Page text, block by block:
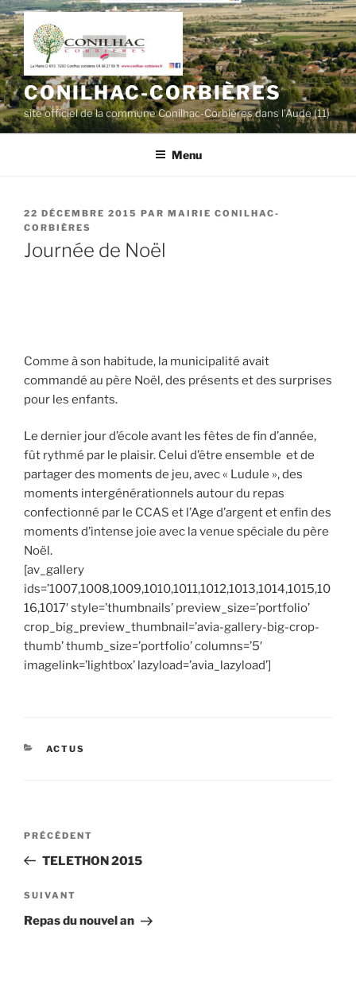
Aller
au
contenu
principal
CONILHAC-CORBIÈRES
site officiel de la commune Conilhac-Corbières dans l'Aude (11)
Menu
PUBLIÉ
LE
22 DÉCEMBRE 2015 PAR MAIRIE CONILHAC-
CORBIÈRES
Journée de Noël
Comme à son habitude, la municipalité avait
commandé au père Noël, des présents et des surprises
pour les enfants.
Le dernier jour d’école avant les fêtes de fin d’année,
fût rythmé par le plaisir. Celui d’être ensemble et de
partager des moments de jeu, avec « Ludule », des
moments intergénérationnels autour du repas
confectionné par le CCAS et l’Age d’argent et enfin des
moments d’intense joie avec la venue spéciale du père
Noël.
[av_gallery
ids=’1007,1008,1009,1010,1011,1012,1013,1014,1015,10
16,1017′ style=’thumbnails’ preview_size=’portfolio’
crop_big_preview_thumbnail=’avia-gallery-big-crop-
thumb’ thumb_size=’portfolio’ columns=’5′
imagelink=’lightbox’ lazyload=’avia_lazyload’]
CATÉGORIES
ACTUS
Navigation
l’article
Article
précédent
PRÉCÉDENT
TELETHON 2015
Article
suivant
SUIVANT
Repas du nouvel an